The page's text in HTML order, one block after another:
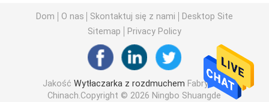
Akumulatorowa maszyna do rozdmuchiwania
Maszyna do formowania z rozdmuchem z podwójną
Plastikowa maszyna pomocnicza
Dom O nas Skontaktuj się z nami
Desktop Site
Sitemap
Privacy Policy
Jakość Wytłaczarka z rozdmuchem Fabryka w
Chinach.Copyright © 2026 Ningbo Shuangde